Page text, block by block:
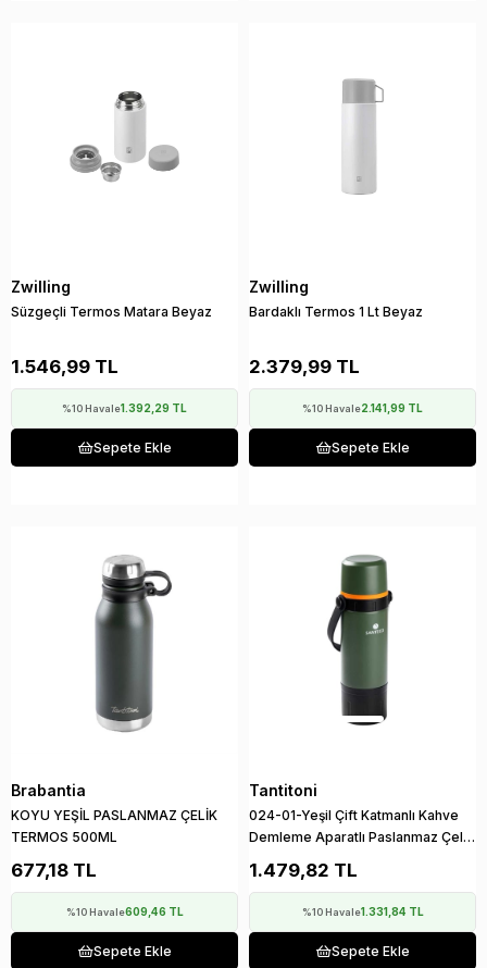
Zwilling
Süzgeçli Termos Matara Beyaz
1.546,99 TL
%10 Havale1.392,29 TL
Sepete Ekle
Zwilling
Bardaklı Termos 1 Lt Beyaz
2.379,99 TL
%10 Havale2.141,99 TL
Sepete Ekle
Brabantia
KOYU YEŞİL PASLANMAZ ÇELİK
TERMOS 500ML
677,18 TL
%10 Havale609,46 TL
Sepete Ekle
Tantitoni
024-01-Yeşil Çift Katmanlı Kahve
Demleme Aparatlı Paslanmaz Çelik
1.479,82 TL
%10 Havale1.331,84 TL
Sepete Ekle